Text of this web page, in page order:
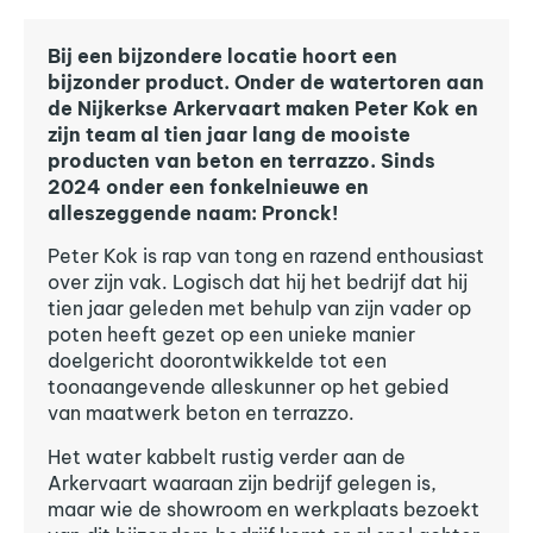
Bij een bijzondere locatie hoort een
bijzonder product. Onder de watertoren aan
de Nijkerkse Arkervaart maken Peter Kok en
zijn team al tien jaar lang de mooiste
producten van beton en terrazzo. Sinds
2024 onder een fonkelnieuwe en
alleszeggende naam: Pronck!
Peter Kok is rap van tong en razend enthousiast
over zijn vak. Logisch dat hij het bedrijf dat hij
tien jaar geleden met behulp van zijn vader op
poten heeft gezet op een unieke manier
doelgericht doorontwikkelde tot een
toonaangevende alleskunner op het gebied
van maatwerk beton en terrazzo.
Het water kabbelt rustig verder aan de
Arkervaart waaraan zijn bedrijf gelegen is,
maar wie de showroom en werkplaats bezoekt